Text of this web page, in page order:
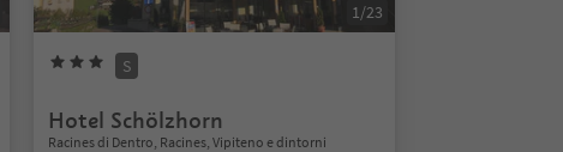
1/23
S
Hotel Schölzhorn
Racines di Dentro, Racines, Vipiteno e dintorni